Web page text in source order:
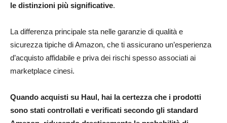
le distinzioni più significative.​
La differenza principale sta nelle garanzie di qualità e
sicurezza tipiche di Amazon, che ti assicurano un’esperienza
d’acquisto affidabile e priva dei rischi spesso associati ai
marketplace cinesi.
Quando acquisti su Haul, hai la certezza che i prodotti
sono stati controllati e verificati secondo gli standard